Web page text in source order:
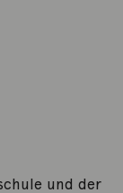
und der